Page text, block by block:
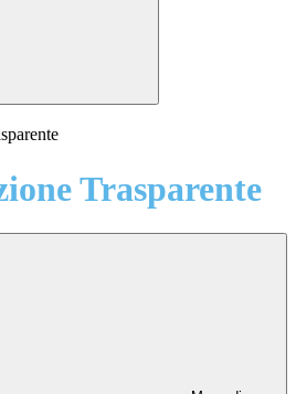
Trasparente